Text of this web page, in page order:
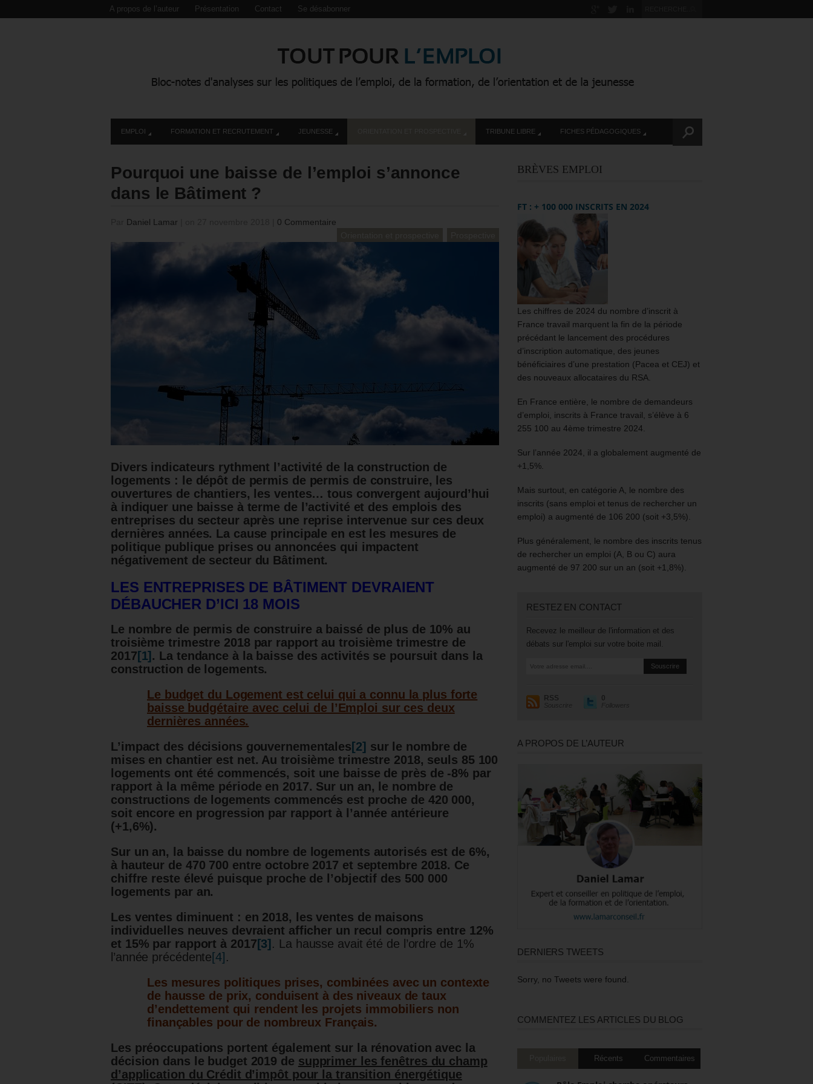
A propos de l’auteur Présentation Contact Se désabonner
EMPLOI FORMATION ET RECRUTEMENT JEUNESSE TRIBUNE LIBRE FICHES PÉDAGOGIQUES
Pourquoi une baisse de l’emploi s’annonce
dans le Bâtiment ?
Daniel Lamar
0 Commentaire
Divers indicateurs rythment l’activité de la construction de
logements : le dépôt de permis de permis de construire, les
ouvertures de chantiers, les ventes… tous convergent aujourd’hui
à indiquer une baisse à terme de l’activité et des emplois des
entreprises du secteur après une reprise intervenue sur ces deux
dernières années. La cause principale en est les mesures de
politique publique prises ou annoncées qui impactent
négativement de secteur du Bâtiment.
LES ENTREPRISES DE BÂTIMENT DEVRAIENT
DÉBAUCHER D’ICI 18 MOIS
Le nombre de permis de construire a baissé de plus de 10% au
troisième trimestre 2018 par rapport au troisième trimestre de
2017 [1] . La tendance à la baisse des activités se poursuit dans la
construction de logements.
Le budget du Logement est celui qui a connu la plus forte
baisse budgétaire avec celui de l’Emploi sur ces deux
dernières années.
L’impact des décisions gouvernementales [2] sur le nombre de
mises en chantier est net. Au troisième trimestre 2018, seuls 85 100
logements ont été commencés, soit une baisse de près de -8% par
rapport à la même période en 2017. Sur un an, le nombre de
constructions de logements commencés est proche de 420 000,
soit encore en progression par rapport à l’année antérieure
(+1,6%).
Sur un an, la baisse du nombre de logements autorisés est de 6%,
à hauteur de 470 700 entre octobre 2017 et septembre 2018. Ce
chiffre reste élevé puisque proche de l’objectif des 500 000
logements par an.
Les ventes diminuent : en 2018, les ventes de maisons
individuelles neuves devraient afficher un recul compris entre 12%
et 15% par rapport à 2017 [3] . La hausse avait été de l’ordre de 1%
l’année précédente[4] .
Les mesures politiques prises, combinées avec un contexte
de hausse de prix, conduisent à des niveaux de taux
d’endettement qui rendent les projets immobiliers non
finançables pour de nombreux Français.
Les préoccupations portent également sur la rénovation avec la
décision dans le budget 2019 de supprimer les fenêtres du champ
d’application du Crédit d’impôt pour la transition énergétique
BRÈVES EMPLOI
FT : + 100 000 INSCRITS EN 2024
Les chiffres de 2024 du nombre d’inscrit à
France travail marquent la fin de la période
précédant le lancement des procédures
d’inscription automatique, des jeunes
bénéficiaires d’une prestation (Pacea et CEJ) et
des nouveaux allocataires du RSA.
En France entière, le nombre de demandeurs
d’emploi, inscrits à France travail, s’élève à 6
255 100 au 4ème trimestre 2024.
Sur l’année 2024, il a globalement augmenté de
+1,5%.
Mais surtout, en catégorie A, le nombre des
inscrits (sans emploi et tenus de rechercher un
emploi) a augmenté de 106 200 (soit +3,5%).
Plus généralement, le nombre des inscrits tenus
de rechercher un emploi (A, B ou C) aura
augmenté de 97 200 sur un an (soit +1,8%).
RESTEZ EN CONTACT
Recevez le meilleur de l'information et des
débats sur l'emploi sur votre boite mail.
RSS
Souscrire
0
Followers
A PROPOS DE L’AUTEUR
DERNIERS TWEETS
Sorry, no Tweets were found.
COMMENTEZ LES ARTICLES DU BLOG
Récents Commentaires